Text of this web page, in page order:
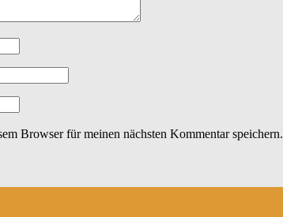
Browser für meinen nächsten Kommentar speichern.